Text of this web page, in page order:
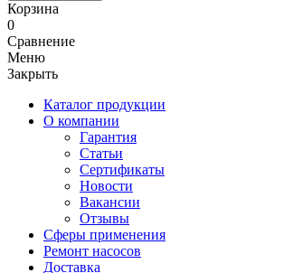
Корзина
0
Сравнение
Меню
Закрыть
Каталог продукции
О компании
Гарантия
Статьи
Сертификаты
Новости
Вакансии
Отзывы
Сферы применения
Ремонт насосов
Доставка